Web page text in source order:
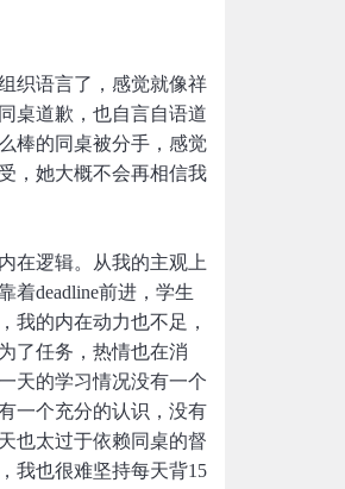
织语言了，感觉就像祥
桌道歉，也自言自语道
棒的同桌被分手，感觉
，她大概不会再相信我
在逻辑。从我的主观上
着deadline前进，学生
我的内在动力也不足，
了任务，热情也在消
天的学习情况没有一个
一个充分的认识，没有
也太过于依赖同桌的督
我也很难坚持每天背15